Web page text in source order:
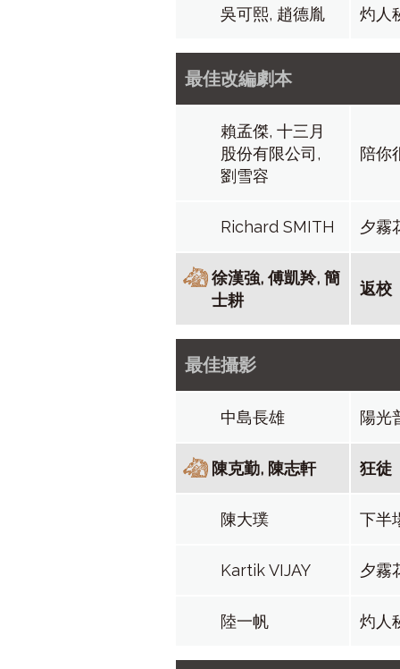
吳可熙, 趙德胤 灼人
最佳改編劇本
賴孟傑, 十三月
股份有限公司,
劉雪容
陪你
Richard SMITH 夕霧
徐漢強, 傅凱羚, 簡
士耕
返校
最佳攝影
中島長雄 陽光
陳克勤, 陳志軒 狂徒
陳大璞 下半
Kartik VIJAY 夕霧
陸一帆 灼人